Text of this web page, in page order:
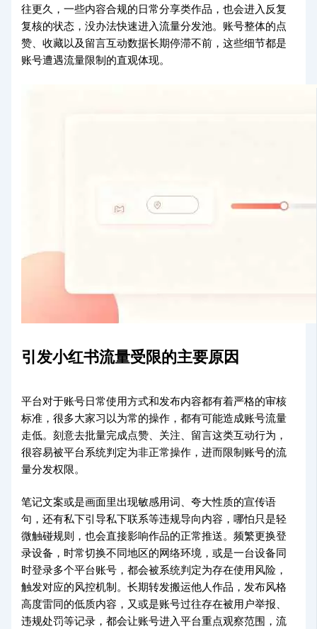
往更久，一些内容合规的日常分享类作品，也会进入反复
复核的状态，没办法快速进入流量分发池。账号整体的点
赞、收藏以及留言互动数据长期停滞不前，这些细节都是
账号遭遇流量限制的直观体现。
引发小红书流量受限的主要原因
平台对于账号日常使用方式和发布内容都有着严格的审核
标准，很多大家习以为常的操作，都有可能造成账号流量
走低。刻意去批量完成点赞、关注、留言这类互动行为，
很容易被平台系统判定为非正常操作，进而限制账号的流
量分发权限。
笔记文案或是画面里出现敏感用词、夸大性质的宣传语
句，还有私下引导私下联系等违规导向内容，哪怕只是轻
微触碰规则，也会直接影响作品的正常推送。频繁更换登
录设备，时常切换不同地区的网络环境，或是一台设备同
时登录多个平台账号，都会被系统判定为存在使用风险，
触发对应的风控机制。长期转发搬运他人作品，发布风格
高度雷同的低质内容，又或是账号过往存在被用户举报、
违规处罚等记录，都会让账号进入平台重点观察范围，流